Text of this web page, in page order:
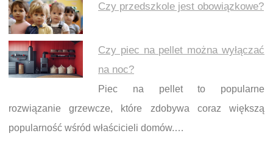
Czy przedszkole jest obowiązkowe?
Czy piec na pellet można wyłączać
na noc?
Piec na pellet to popularne
rozwiązanie grzewcze, które zdobywa coraz większą
popularność wśród właścicieli domów.…